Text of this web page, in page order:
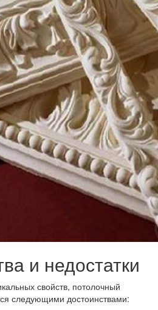
и недостатки
свойств, потолочный
следующими достоинствами: